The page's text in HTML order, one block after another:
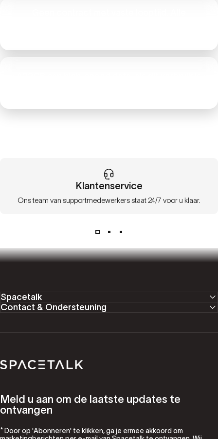
Klantenservice
Ons team van supportmedewerkers staat 24/7 voor u klaar.
Spacetalk
Contact & Ondersteuning
Spacetalk
Meld u aan om de laatste updates te
ontvangen
* Door op 'Abonneren' te klikken, ga je ermee akkoord om